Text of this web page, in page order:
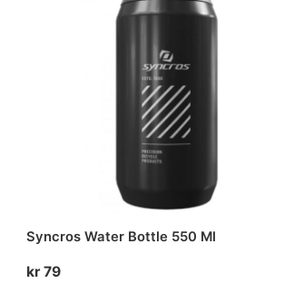
Syncros Water Bottle 550 Ml
kr79